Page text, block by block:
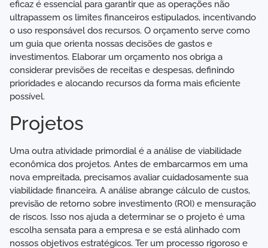
eficaz é essencial para garantir que as operações não
ultrapassem os limites financeiros estipulados, incentivando
o uso responsável dos recursos. O orçamento serve como
um guia que orienta nossas decisões de gastos e
investimentos. Elaborar um orçamento nos obriga a
considerar previsões de receitas e despesas, definindo
prioridades e alocando recursos da forma mais eficiente
possível.
Projetos
Uma outra atividade primordial é a análise de viabilidade
econômica dos projetos. Antes de embarcarmos em uma
nova empreitada, precisamos avaliar cuidadosamente sua
viabilidade financeira. A análise abrange cálculo de custos,
previsão de retorno sobre investimento (ROI) e mensuração
de riscos. Isso nos ajuda a determinar se o projeto é uma
escolha sensata para a empresa e se está alinhado com
nossos objetivos estratégicos. Ter um processo rigoroso e